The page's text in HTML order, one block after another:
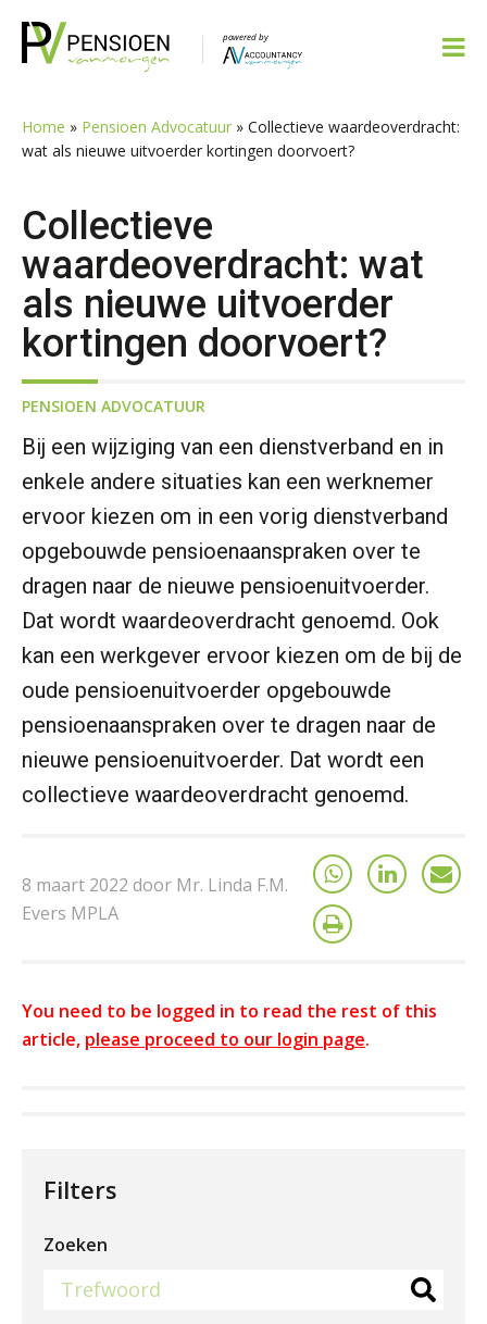
naar
naar
inhoud
naar
sidebar
naar
Home » Pensioen Advocatuur » Collectieve waardeoverdracht:
wat als nieuwe uitvoerder kortingen doorvoert?
Collectieve
waardeoverdracht: wat
als nieuwe uitvoerder
kortingen doorvoert?
PENSIOEN ADVOCATUUR
Bij een wijziging van een dienstverband en in
enkele andere situaties kan een werknemer
ervoor kiezen om in een vorig dienstverband
opgebouwde pensioenaanspraken over te
dragen naar de nieuwe pensioenuitvoerder.
Dat wordt waardeoverdracht genoemd. Ook
kan een werkgever ervoor kiezen om de bij de
oude pensioenuitvoerder opgebouwde
pensioenaanspraken over te dragen naar de
nieuwe pensioenuitvoerder. Dat wordt een
collectieve waardeoverdracht genoemd.
8 maart 2022 door Mr. Linda F.M.
Evers MPLA
You need to be logged in to read the rest of this
article, please proceed to our login page.
Filters
Zoeken